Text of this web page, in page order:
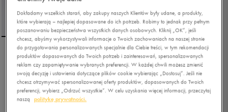
UMBRO T-SHIRT JONE
5.0( 20)
29,99 złz Vat
Dokładamy wszelkich starań, aby zakupy naszych Klientów były udane, a produkty,
które wybierają – najlepiej dopasowane do ich potrzeb. Robimy to jednak przy pełnym
poszanowaniu bezpieczeństwa wszystkich danych osobowych. Kliknij „OK”, jeśli
chcesz, abyśmy wykorzystywali informacje o Twoich zachowaniach na naszej stronie
do przygotowania personalizowanych specjalnie dla Ciebie treści, w tym rekomendacji
produktów dopasowanych do Twoich potrzeb i zainteresowań, spersonalizowanych
reklam czy zapamiętywanie wybranych preferencji. W każdej chwili możesz zmienić
swoją decyzję i ustawienia dotyczące plików cookie wybierając „Dostosuj”. Jeśli nie
chcesz otrzymywać spersonalizowanej oferty produktów, dopasowanych do Twoich
preferencji, wybierz „Odrzuć wszystkie”. W celu uzyskania więcej informacji, przeczytaj
naszą
politykę prywatności.